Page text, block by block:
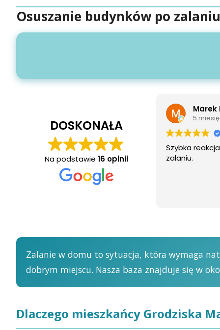
Osuszanie budynków po
DOSKONAŁA
Na podstawie 16 opinii
Marek
5
Szybka
zalaniu.
Zalanie w domu to sytuacja, która wymaga
dobrym miejscu. Nasza baza znajduje się w
Dlaczego mieszkańcy Grodziska